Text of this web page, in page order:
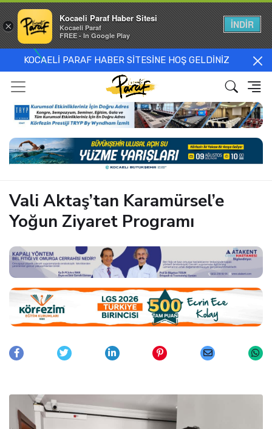
KOCAELİ PARAF HABER SİTESİNE HOŞ GELDİNİZ
Vali Aktaş’tan Karamürsel’e
Yoğun Ziyaret Programı
×
Kocaeli Paraf Haber Sitesi
Kocaeli Paraf
FREE - In Google Play
İNDİR